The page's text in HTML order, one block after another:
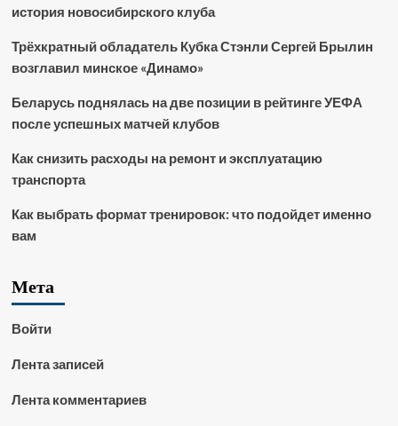
история новосибирского клуба
Трёхкратный обладатель Кубка Стэнли Сергей Брылин
возглавил минское «Динамо»
Беларусь поднялась на две позиции в рейтинге УЕФА
после успешных матчей клубов
Как снизить расходы на ремонт и эксплуатацию
транспорта
Как выбрать формат тренировок: что подойдет именно
вам
Мета
Войти
Лента записей
Лента комментариев